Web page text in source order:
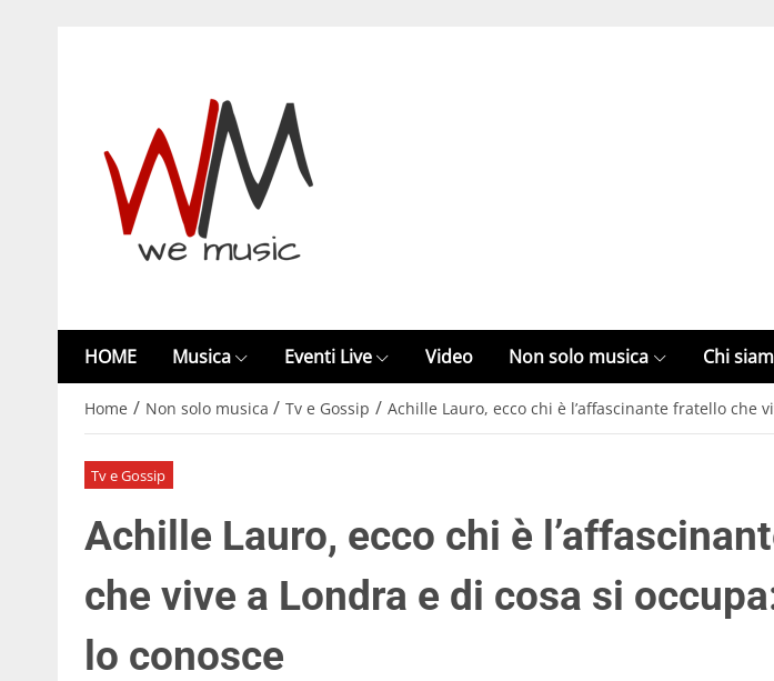
HOME Musica Eventi Live Video Non solo musica Chi
Home / Non solo musica / Tv e Gossip / Achille Lauro, ecco chi è l’affascinante fratello che
Tv e Gossip
Achille Lauro, ecco chi è
che vive a Londra e di cosa si
lo conosce